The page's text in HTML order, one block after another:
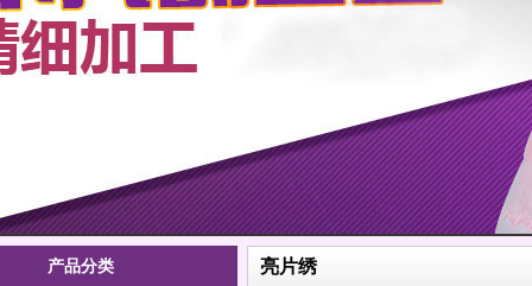
产品分类 亮片绣